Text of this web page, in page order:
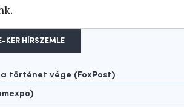
KER HÍRSZEMLE
történet vége (FoxPost)